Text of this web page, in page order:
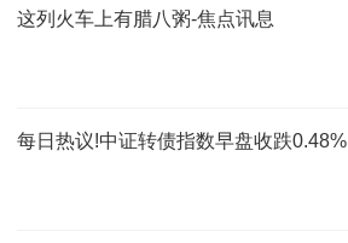
这列火车上有腊八粥-焦点讯息
每日热议!中证转债指数早盘收跌0.48%